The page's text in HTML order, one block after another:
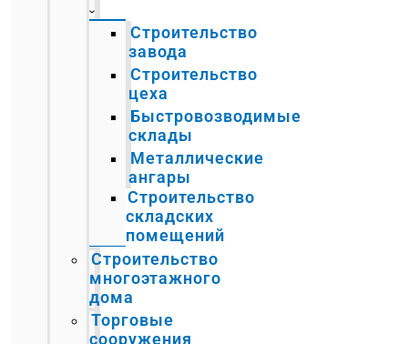
Строительство
завода
Строительство
цеха
Быстровозводимые
склады
Металлические
ангары
Строительство
складских
помещений
Строительство
многоэтажного
дома
Торговые
сооружения